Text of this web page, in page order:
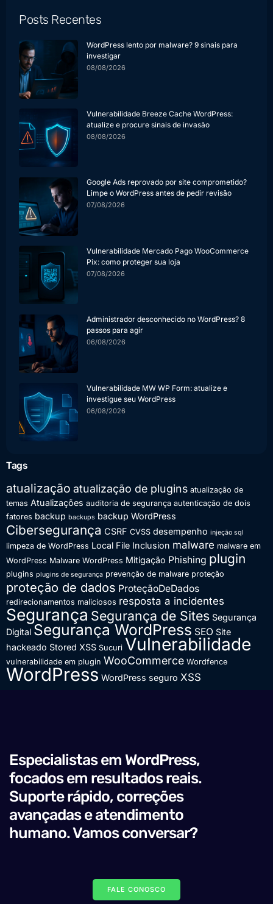
Posts Recentes
WordPress lento por malware? 9 sinais para
investigar
08/08/2026
Vulnerabilidade Breeze Cache WordPress:
atualize e procure sinais de invasão
08/08/2026
Google Ads reprovado por site comprometido?
Limpe o WordPress antes de pedir revisão
07/08/2026
Vulnerabilidade Mercado Pago WooCommerce
Pix: como proteger sua loja
07/08/2026
Administrador desconhecido no WordPress? 8
passos para agir
06/08/2026
Vulnerabilidade MW WP Form: atualize e
investigue seu WordPress
06/08/2026
Tags
atualização atualização de plugins atualização de
temas Atualizações auditoria de segurança autenticação de dois
fatores backup backups backup WordPress
Cibersegurança CSRF CVSS desempenho injeção sql
limpeza de WordPress Local File Inclusion malware malware em
WordPress Malware WordPress Mitigação Phishing plugin
plugins plugins de segurança prevenção de malware proteção
proteção de dados ProteçãoDeDados
redirecionamentos maliciosos resposta a incidentes
Segurança Segurança de Sites Segurança
Digital Segurança WordPress SEO Site
hackeado Stored XSS Sucuri Vulnerabilidade
vulnerabilidade em plugin WooCommerce Wordfence
WordPress WordPress seguro XSS
Especialistas em WordPress,
focados em resultados reais.
Suporte rápido, correções
avançadas e atendimento
humano. Vamos conversar?
FALE CONOSCO